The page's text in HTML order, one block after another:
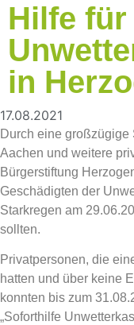
Hilfe für
in
17.08.2021
Durch eine großzügige
Aachen und weitere
Bürgerstiftung
Geschädigten der
Starkregen am
sollten.
Privatpersonen, die
hatten und über keine
konnten bis zum
„Soforthilfe